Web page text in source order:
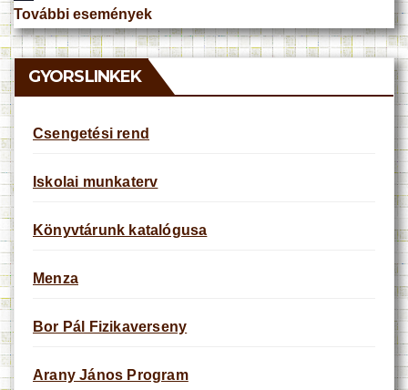
o
t
i
További események
GYORSLINKEK
Csengetési rend
Iskolai munkaterv
Könyvtárunk katalógusa
Menza
Bor Pál Fizikaverseny
Arany János Program